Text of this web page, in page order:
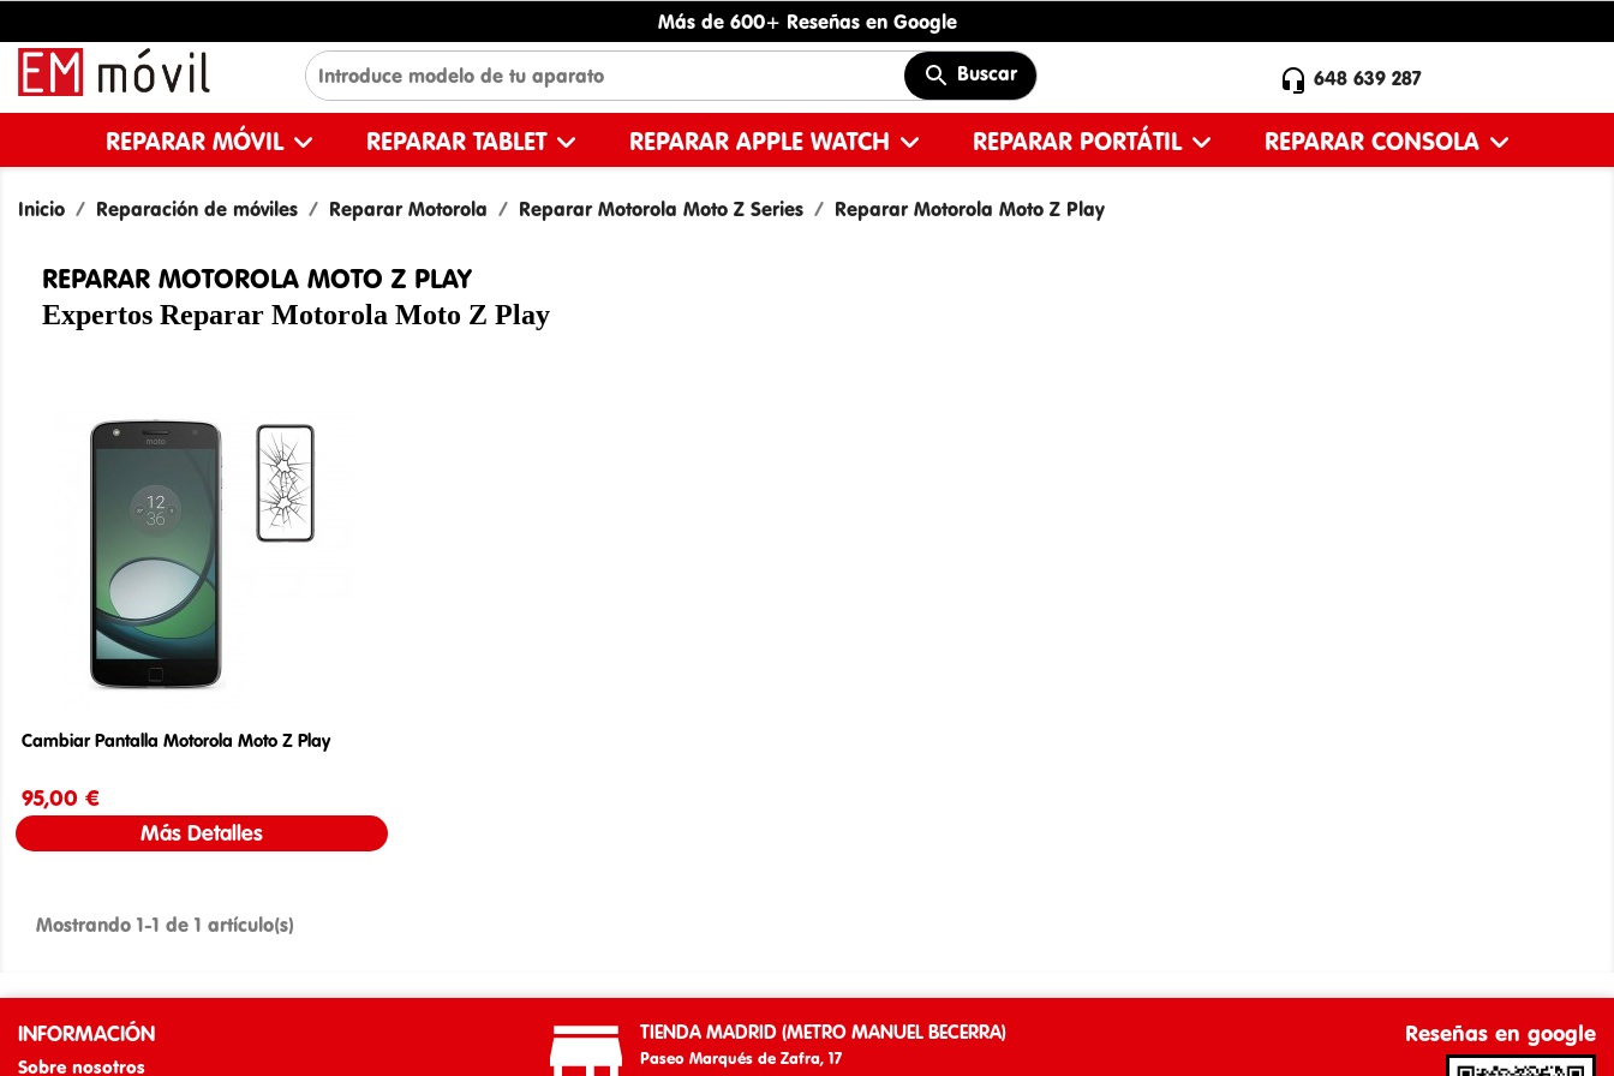
Más de 600+ Reseñas en Google
Buscar  648 639 287
REPARAR MÓVIL REPARAR TABLET REPARAR APPLE WATCH REPARAR PORTÁTIL REPARAR CONSOLA
Inicio Reparación de móviles Reparar Motorola Reparar Motorola Moto Z Series Reparar Motorola Moto Z Play
REPARAR MOTOROLA MOTO Z PLAY
Expertos Reparar Motorola Moto Z Play
Cambiar Pantalla Motorola Moto Z Play
95,00 €
Más Detalles
Mostrando 1-1 de 1 artículo(s)
INFORMACIÓN
Sobre nosotros
TIENDA MADRID (METRO MANUEL BECERRA)
Paseo Marqués de Zafra, 17
Reseñas en google